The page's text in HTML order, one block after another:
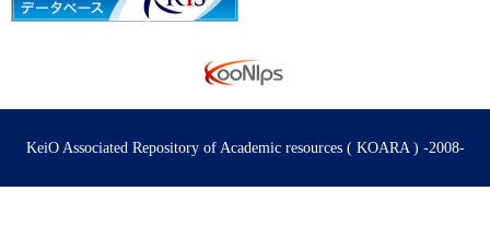
KeiO Associated Repository of Academic resources ( KOARA ) -2008-